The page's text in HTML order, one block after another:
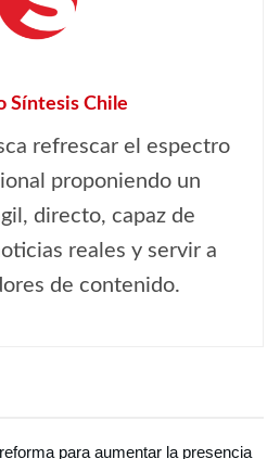
Síntesis Chile
refrescar el espectro
proponiendo un
directo, capaz de
reales y servir a
de contenido.
para aumentar la presencia